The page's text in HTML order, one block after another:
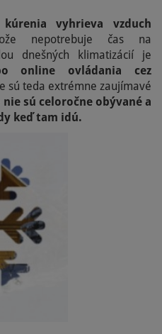
vyhrieva vzduch
nepotrebuje čas na
dnešných klimatizácií je
online ovládania cez
sú teda extrémne zaujímavé
nie sú celoročne obývané a
keď tam idú.